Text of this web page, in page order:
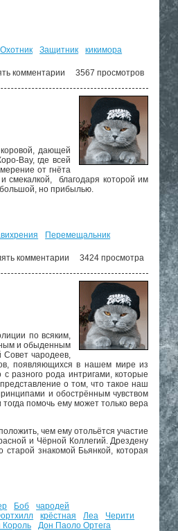
Охотник Защитник
кикимора
- 1)
комментарии 3567 просмотров
дающей
Вау, где всей
от гнёта
смекалкой, благодаря которой им
но прибылью.
Перемещальник
("Мифические персоны" - 11)
комментарии 3424 просмотра
по всяким,
и обыденным
Совет чародеев,
появляющихся в нашем мире из
разного рода интригами, которые
о том, что такое наш
и обострённым чувством
помочь ему может только вера
чем ему отольётся участие
и Чёрной Коллегий. Дрездену
знакомой Бьянкой, которая
Боб
чародей
крёстная Леа
Черити
Король
Дон Паоло Ортега